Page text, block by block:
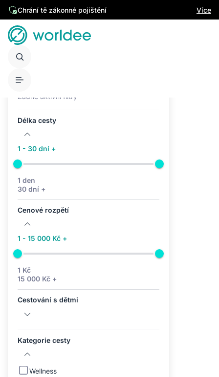
Chrání tě zákonné pojištění Více
Žádné aktivní filtry
Délka cesty
1 - 30 dní +
1 den
30 dní +
Cenové rozpětí
1 - 15 000 Kč +
1 Kč
15 000 Kč +
Cestování s dětmi
Kategorie cesty
Wellness